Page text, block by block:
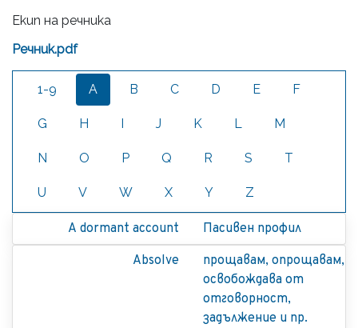
Екип на речника
Речник.pdf
1-9 A B C D E F
G H I J K L M
N O P Q R S T
U V W X Y Z
A dormant account
Пасивен профил
Absolve
прощавам, опрощавам,
освобождава от
отговорност,
задължение и пр.